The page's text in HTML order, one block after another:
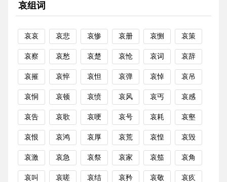
哀组词
哀哀 哀悲 哀惨 哀册 哀恻 哀策
哀察 哀愁 哀楚 哀怆 哀词 哀辞
哀摧 哀悴 哀怛 哀弹 哀悼 哀吊
哀恫 哀顿 哀愤 哀风 哀丐 哀感
哀告 哀歌 哀哽 哀号 哀耗 哀壑
哀恨 哀鸿 哀厚 哀荒 哀惶 哀毁
哀激 哀急 哀祭 哀家 哀笳 哀角
哀叫 哀嗟 哀结 哀矜 哀敬 哀疚